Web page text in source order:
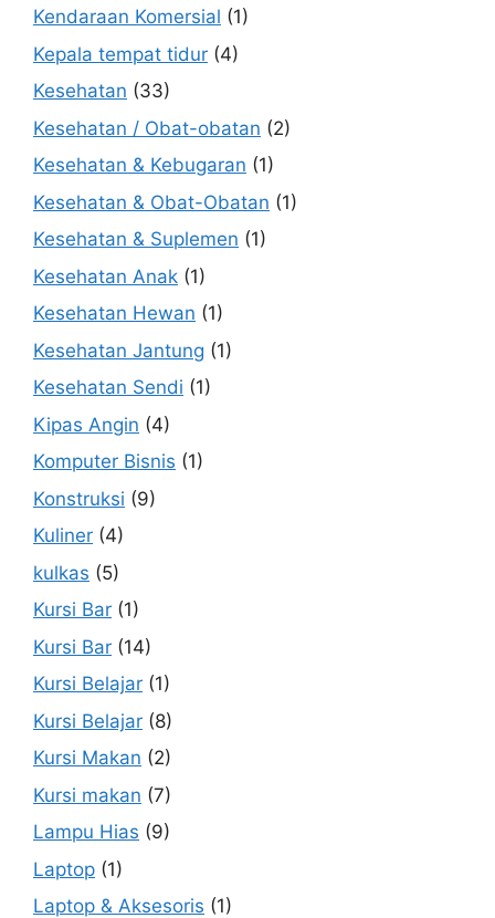
Kendaraan Komersial (1)
Kepala tempat tidur (4)
Kesehatan (33)
Kesehatan / Obat-obatan (2)
Kesehatan & Kebugaran (1)
Kesehatan & Obat-Obatan (1)
Kesehatan & Suplemen (1)
Kesehatan Anak (1)
Kesehatan Hewan (1)
Kesehatan Jantung (1)
Kesehatan Sendi (1)
Kipas Angin (4)
Komputer Bisnis (1)
Konstruksi (9)
Kuliner (4)
kulkas (5)
Kursi Bar (1)
Kursi Bar (14)
Kursi Belajar (1)
Kursi Belajar (8)
Kursi Makan (2)
Kursi makan (7)
Lampu Hias (9)
Laptop (1)
Laptop & Aksesoris (1)